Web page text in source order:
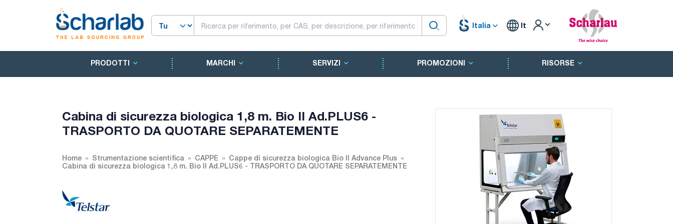
Italia It
PRODOTTI MARCHI SERVIZI PROMOZIONI RISORSE
Cabina di sicurezza biologica 1,8 m. Bio II Ad.PLUS6 -
TRASPORTO DA QUOTARE SEPARATEMENTE
Home Strumentazione scientifica CAPPE
Cappe di sicurezza biologica Bio II Advance Plus
Cabina di sicurezza biologica 1,8 m. Bio II Ad.PLUS6 - TRASPORTO DA QUOTARE SEPARATEMENTE